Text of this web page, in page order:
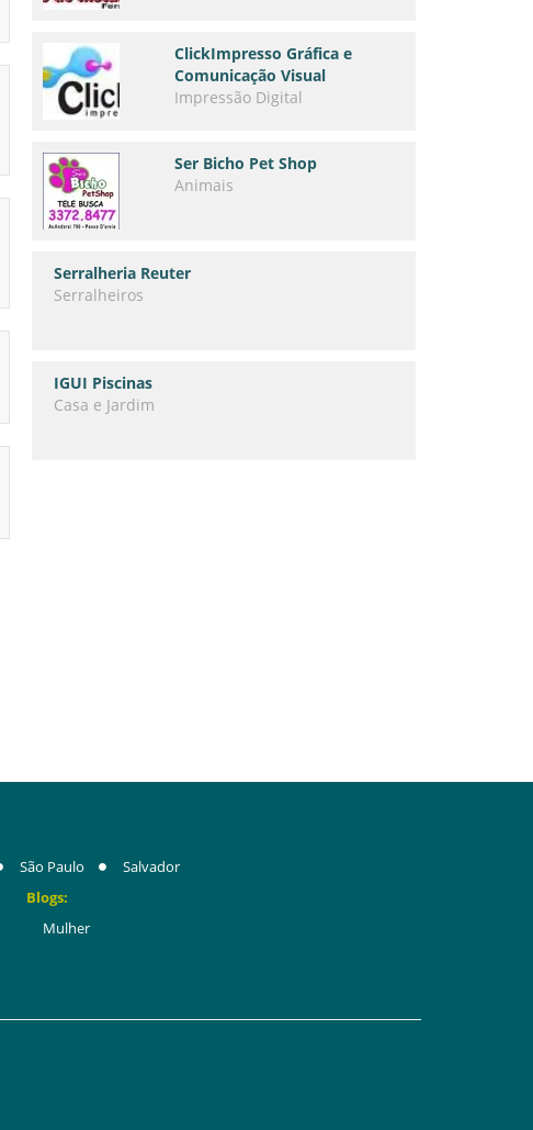
ClickImpresso Gráfica e
Comunicação Visual
Impressão Digital
Ser Bicho Pet Shop
Animais
Serralheria Reuter
Serralheiros
IGUI Piscinas
Casa e Jardim
São Paulo
Salvador
Blogs:
Mulher